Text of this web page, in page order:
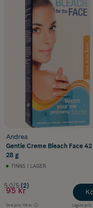
Andrea
Gentle Creme Bleach Face 42
28 g
FINNS I LAGER
5.0/5 (2)
95 kr
Ord.pris 119 kr Lägsta pris